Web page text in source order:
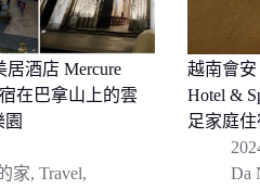
酒店 Mercure
宿在巴拿山上的雲
家, Travel,
越南會安
Hotel &
足家庭
Da